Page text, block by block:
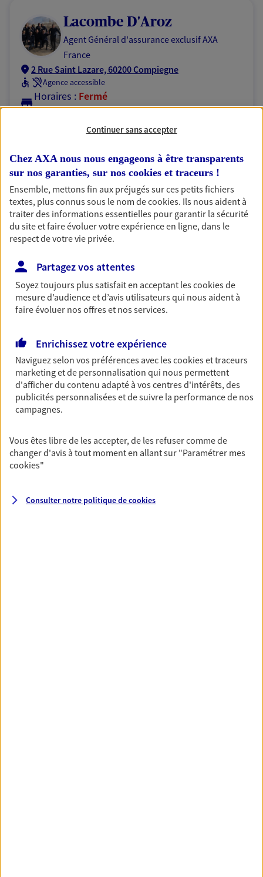
Lacombe D'Aroz
Agent Général d'assurance exclusif AXA
France
2 Rue Saint Lazare, 60200 Compiegne
Agence accessible
Horaires : Fermé
Ouvre à 09:00
NOUS CONTACTER
PRENDRE RENDEZ-VOUS
VOIR NOTRE SITE WEB
Catherine Jammes
Protection
60200 Compiegne
06 45 93 70 88
VOIR NOTRE SITE WEB
N° Orias * (orias.fr) : 21001806
Continuer sans accepter
Chez AXA nous nous engageons à être transparents
sur nos garanties, sur nos cookies et traceurs !
Ensemble, mettons fin aux préjugés sur ces petits fichiers
textes, plus connus sous le nom decookies. Ils nous aident à
traiter des informations essentielles pour garantir la sécurité
du site et faire évoluer votre expérience en ligne, dans le
respect de votre vie privée.
Partagez vos attentes
Soyez toujours plus satisfait en acceptant lescookiesde
mesure d’audience et d’avis utilisateurs qui nous aident à
faire évoluer nos offres et nos services.
Enrichissez votre expérience
Naviguez selon vos préférences avec lescookies et traceurs
marketing et de personnalisation qui nous permettent
d'afficher du contenu adapté à vos centres d'intérêts, des
publicités personnalisées et de suivre la performance de nos
campagnes.
Vous êtes libre de les accepter, de les refuser comme de
changer d'avis à tout moment en allant sur "Paramétrer mes
cookies"
Consulter notre politique decookies